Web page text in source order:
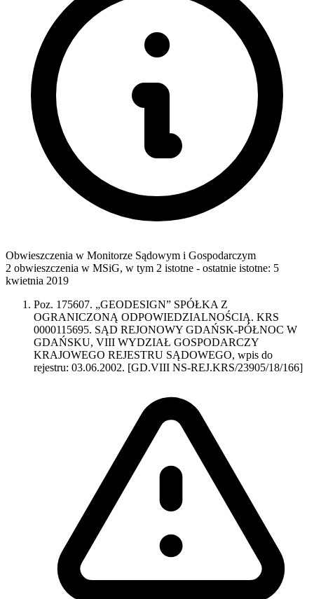
Obwieszczenia w Monitorze Sądowym i Gospodarczym
2 obwieszczenia w MSiG, w tym 2 istotne - ostatnie istotne: 5
kwietnia 2019
Poz. 175607. „GEODESIGN” SPÓŁKA Z
OGRANICZONĄ ODPOWIEDZIALNOŚCIĄ. KRS
0000115695. SĄD REJONOWY GDAŃSK-PÓŁNOC W
GDAŃSKU, VIII WYDZIAŁ GOSPODARCZY
KRAJOWEGO REJESTRU SĄDOWEGO, wpis do
rejestru: 03.06.2002. [GD.VIII NS-REJ.KRS/23905/18/166]